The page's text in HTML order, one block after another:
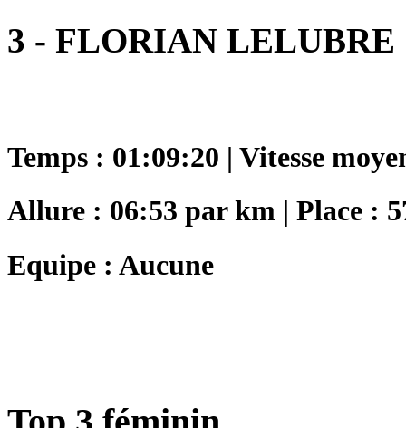
3 - FLORIAN LELUBRE
Temps : 01:09:20 | Vitesse
Allure : 06:53 par km | Place :
Equipe : Aucune